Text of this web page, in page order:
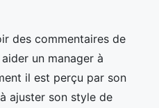
des commentaires de
un manager à
il est perçu par son
ajuster son style de